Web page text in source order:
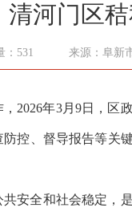
清河门区
：531 来源：阜新
2026年3月9日，
控、督导报告等关
安全和社会稳定，